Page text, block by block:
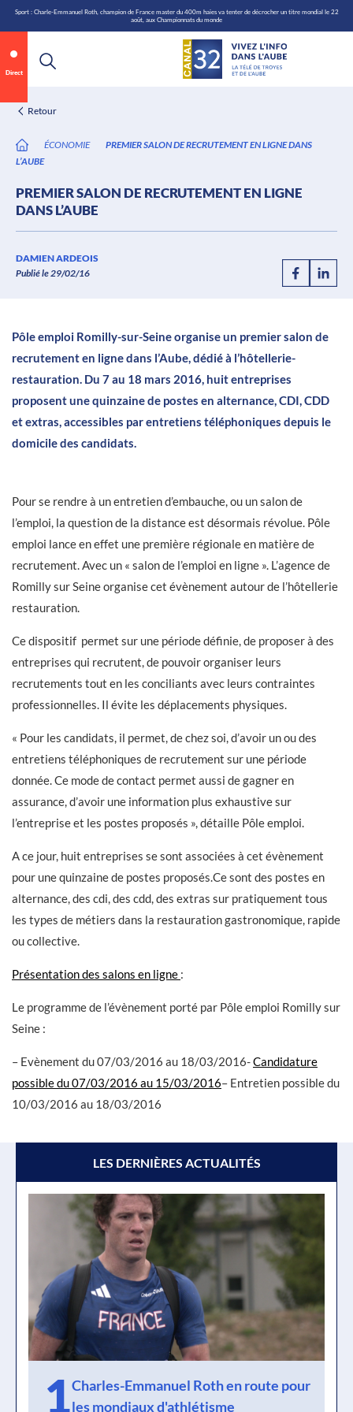
Aller
au
contenu
Sport : Charle-Emmanuel Roth, champion de France master du 400m haies va tenter de décrocher un titre mondial le 22
août, aux Championnats du monde
Direct
Retour
ÉCONOMIE
PREMIER SALON DE RECRUTEMENT EN LIGNE DANS
L’AUBE
PREMIER SALON DE RECRUTEMENT EN LIGNE
DANS L’AUBE
DAMIEN ARDEOIS
Publié le 29/02/16
0:05 / 0:12
Pôle emploi Romilly-sur-Seine organise un premier salon de
recrutement en ligne dans l’Aube, dédié à l’hôtellerie-
restauration. Du 7 au 18 mars 2016, huit entreprises
proposent une quinzaine de postes en alternance, CDI, CDD
et extras, accessibles par entretiens téléphoniques depuis le
domicile des candidats.
Pour se rendre à un entretien d’embauche, ou un salon de
l’emploi, la question de la distance est désormais révolue. Pôle
emploi lance en effet une première régionale en matière de
recrutement. Avec un « salon de l’emploi en ligne ». L’agence de
Romilly sur Seine organise cet évènement autour de l’hôtellerie
restauration.
Ce dispositif permet sur une période définie, de proposer à des
entreprises qui recrutent, de pouvoir organiser leurs
recrutements tout en les conciliants avec leurs contraintes
professionnelles. Il évite les déplacements physiques.
« Pour les candidats, il permet, de chez soi, d’avoir un ou des
entretiens téléphoniques de recrutement sur une période
donnée. Ce mode de contact permet aussi de gagner en
assurance, d’avoir une information plus exhaustive sur
l’entreprise et les postes proposés », détaille Pôle emploi.
A ce jour, huit entreprises se sont associées à cet évènement
pour une quinzaine de postes proposés.Ce sont des postes en
alternance, des cdi, des cdd, des extras sur pratiquement tous
les types de métiers dans la restauration gastronomique, rapide
ou collective.
Présentation des salons en ligne :
Le programme de l’évènement porté par Pôle emploi Romilly sur
Seine :
– Evènement du 07/03/2016 au 18/03/2016-Candidature
possible du 07/03/2016 au 15/03/2016– Entretien possible du
10/03/2016 au 18/03/2016
LES DERNIÈRES ACTUALITÉS
1Charles-Emmanuel Roth en route pour
les mondiaux d'athlétisme